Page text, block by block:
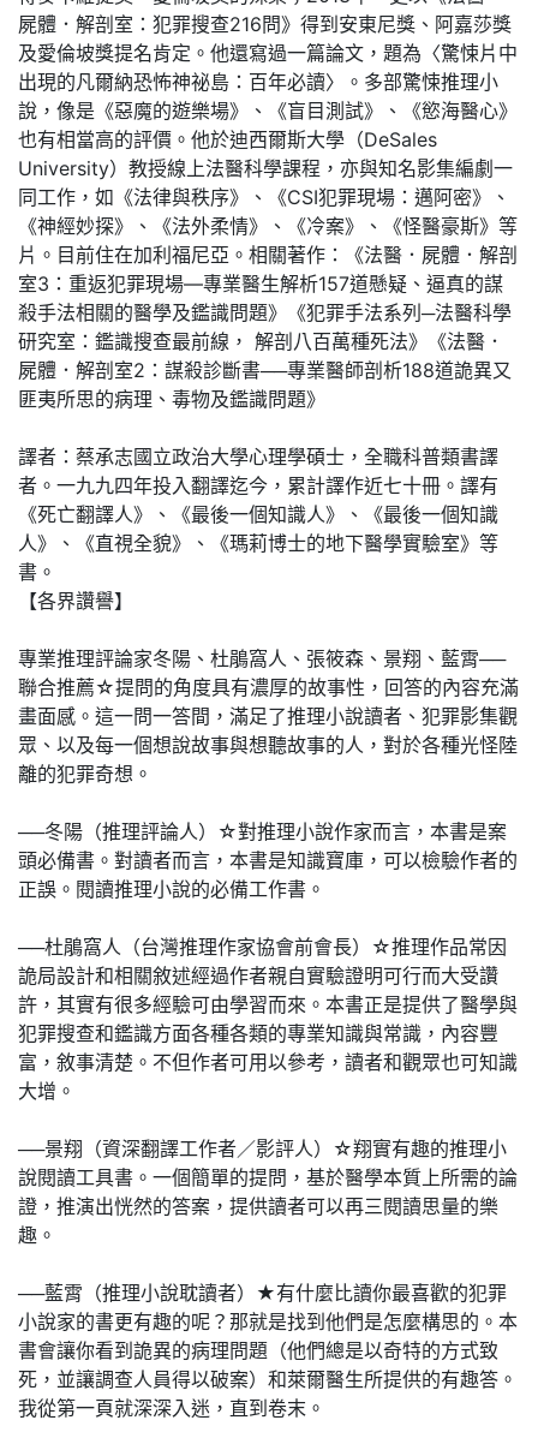
屍體．解剖室：犯罪搜查216問》得到安東尼獎、阿嘉莎獎
及愛倫坡獎提名肯定。他還寫過一篇論文，題為〈驚悚片中
出現的凡爾納恐怖神祕島：百年必讀〉。多部驚悚推理小
說，像是《惡魔的遊樂場》、《盲目測試》、《慾海醫心》
也有相當高的評價。他於迪西爾斯大學（DeSales
University）教授線上法醫科學課程，亦與知名影集編劇一
同工作，如《法律與秩序》、《CSI犯罪現場：邁阿密》、
《神經妙探》、《法外柔情》、《冷案》、《怪醫豪斯》等
片。目前住在加利福尼亞。相關著作：《法醫．屍體．解剖
室3：重返犯罪現場—專業醫生解析157道懸疑、逼真的謀
殺手法相關的醫學及鑑識問題》《犯罪手法系列─法醫科學
研究室：鑑識搜查最前線， 解剖八百萬種死法》《法醫．
屍體．解剖室2：謀殺診斷書──專業醫師剖析188道詭異又
匪夷所思的病理、毒物及鑑識問題》
譯者：蔡承志國立政治大學心理學碩士，全職科普類書譯
者。一九九四年投入翻譯迄今，累計譯作近七十冊。譯有
《死亡翻譯人》、《最後一個知識人》、《最後一個知識
人》、《直視全貌》、《瑪莉博士的地下醫學實驗室》等
書。
【各界讚譽】
專業推理評論家冬陽、杜鵑窩人、張筱森、景翔、藍霄──
聯合推薦☆提問的角度具有濃厚的故事性，回答的內容充滿
畫面感。這一問一答間，滿足了推理小說讀者、犯罪影集觀
眾、以及每一個想說故事與想聽故事的人，對於各種光怪陸
離的犯罪奇想。
──冬陽（推理評論人）☆對推理小說作家而言，本書是案
頭必備書。對讀者而言，本書是知識寶庫，可以檢驗作者的
正誤。閱讀推理小說的必備工作書。
──杜鵑窩人（台灣推理作家協會前會長）☆推理作品常因
詭局設計和相關敘述經過作者親自實驗證明可行而大受讚
許，其實有很多經驗可由學習而來。本書正是提供了醫學與
犯罪搜查和鑑識方面各種各類的專業知識與常識，內容豐
富，敘事清楚。不但作者可用以參考，讀者和觀眾也可知識
大增。
──景翔（資深翻譯工作者／影評人）☆翔實有趣的推理小
說閱讀工具書。一個簡單的提問，基於醫學本質上所需的論
證，推演出恍然的答案，提供讀者可以再三閱讀思量的樂
趣。
──藍霄（推理小說耽讀者）★有什麼比讀你最喜歡的犯罪
小說家的書更有趣的呢？那就是找到他們是怎麼構思的。本
書會讓你看到詭異的病理問題（他們總是以奇特的方式致
死，並讓調查人員得以破案）和萊爾醫生所提供的有趣答。
我從第一頁就深深入迷，直到卷末。